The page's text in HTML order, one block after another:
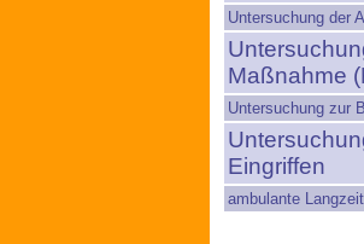
Untersuchung der
Maßnahme
Untersuchung zur
Eingriffen
ambulante